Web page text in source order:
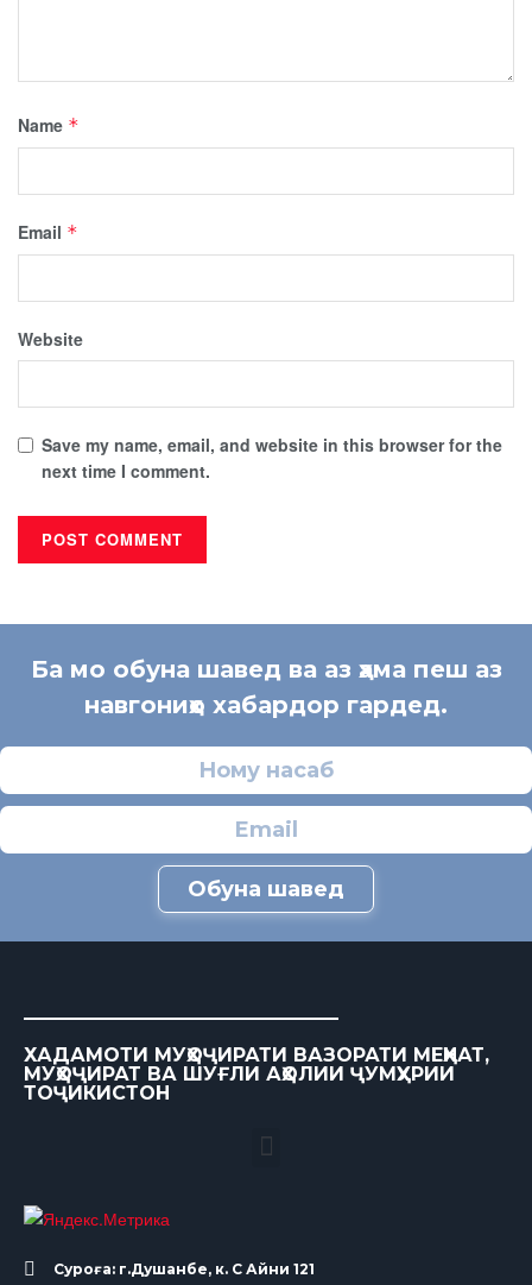
Name *
Email *
Website
Save my name, email, and website in this browser for the
next time I comment.
Ба мо обуна шавед ва аз ҳама пеш аз
навгониҳо хабардор гардед.
Обуна шавед
ХАДАМОТИ МУҲОҶИРАТИ ВАЗОРАТИ МЕҲНАТ,
МУҲОҶИРАТ ВА ШУҒЛИ АҲОЛИИ ҶУМҲУРИИ
ТОҶИКИСТОН
Суроға: г.Душанбе, к. С Айни 121